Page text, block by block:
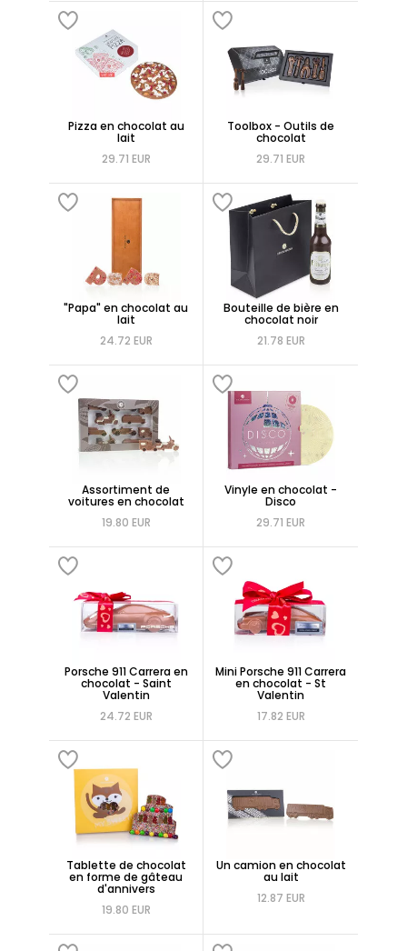
Pizza en chocolat au
lait
29.71 EUR
Toolbox - Outils de
chocolat
29.71 EUR
"Papa" en chocolat au
lait
24.72 EUR
Bouteille de bière en
chocolat noir
21.78 EUR
Assortiment de
voitures en chocolat
19.80 EUR
Vinyle en chocolat -
Disco
29.71 EUR
Porsche 911 Carrera en
chocolat - Saint
Valentin
24.72 EUR
Mini Porsche 911 Carrera
en chocolat - St
Valentin
17.82 EUR
Tablette de chocolat
en forme de gâteau
d'annivers
19.80 EUR
Un camion en chocolat
au lait
12.87 EUR